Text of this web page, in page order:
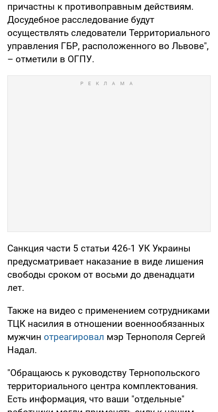
причастны к противоправным действиям.
Досудебное расследование будут
осуществлять следователи Территориального
управления ГБР, расположенного во Львове",
– отметили в ОГПУ.
Санкция части 5 статьи 426-1 УК Украины
предусматривает наказание в виде лишения
свободы сроком от восьми до двенадцати
лет.
Также на видео с применением сотрудниками
ТЦК насилия в отношении военнообязанных
мужчин отреагировал мэр Тернополя Сергей
Надал.
"Обращаюсь к руководству Тернопольского
территориального центра комплектования.
Есть информация, что ваши "отдельные"